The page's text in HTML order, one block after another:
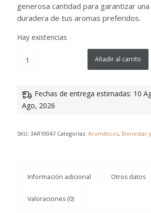
generosa cantidad para garantizar
duradera de tus aromas preferidos.
Hay existencias
Añadir al carrito
Fechas de entrega estimadas: 10
Ago, 2026
SKU: 3AR10047 Categorías: Aromáticos, Bienestar
Información adicional Otros datos
Valoraciones (0)